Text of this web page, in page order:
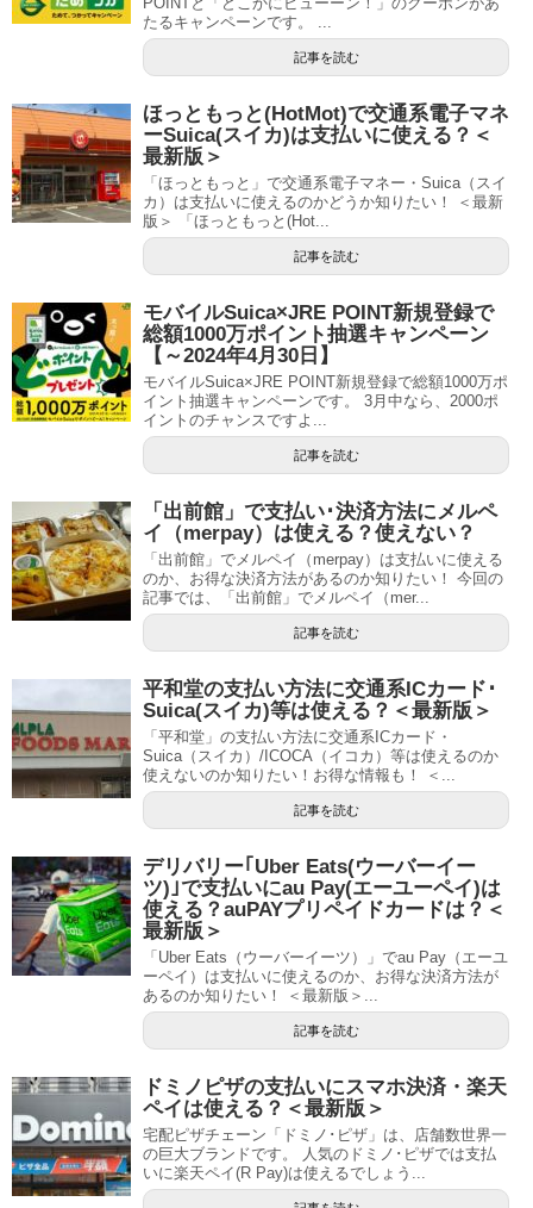
たるキャンペーンです。 ...
記事を読む
ほっともっと(HotMot)で交通系電子マネ
ーSuica(スイカ)は支払いに使える？＜
最新版＞
「ほっともっと」で交通系電子マネー・Suica（スイ
カ）は支払いに使えるのかどうか知りたい！ ＜最新
版＞ 「ほっともっと(Hot...
記事を読む
モバイルSuica×JRE POINT新規登録で
総額1000万ポイント抽選キャンペーン
【～2024年4月30日】
モバイルSuica×JRE POINT新規登録で総額1000万ポ
イント抽選キャンペーンです。 3月中なら、2000ポ
イントのチャンスですよ...
記事を読む
「出前館」で支払い･決済方法にメルペ
イ（merpay）は使える？使えない？
「出前館」でメルペイ（merpay）は支払いに使える
のか、お得な決済方法があるのか知りたい！ 今回の
記事では、「出前館」でメルペイ（mer...
記事を読む
平和堂の支払い方法に交通系ICカード･
Suica(スイカ)等は使える？＜最新版＞
「平和堂」の支払い方法に交通系ICカード・
Suica（スイカ）/ICOCA（イコカ）等は使えるのか
使えないのか知りたい！お得な情報も！ ＜...
記事を読む
デリバリー｢Uber Eats(ウーバーイー
ツ)｣で支払いにau Pay(エーユーペイ)は
使える？auPAYプリペイドカードは？＜
最新版＞
「Uber Eats（ウーバーイーツ）」でau Pay（エーユ
ーペイ）は支払いに使えるのか、お得な決済方法が
あるのか知りたい！ ＜最新版＞...
記事を読む
ドミノピザの支払いにスマホ決済・楽天
ペイは使える？＜最新版＞
宅配ピザチェーン「ドミノ･ピザ」は、店舗数世界一
の巨大ブランドです。 人気のドミノ･ピザでは支払
いに楽天ペイ(R Pay)は使えるでしょう...